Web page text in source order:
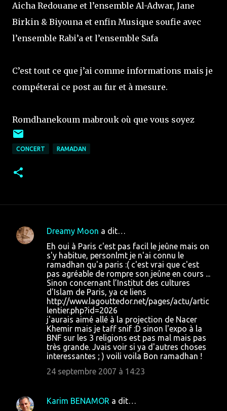
Aicha Redouane et l’ensemble Al-Adwar, Jane
Birkin & Biyouna et enfin Musique soufie avec
l’ensemble Rabi’a et l’ensemble Safa
C’est tout ce que j’ai comme informations mais je
compéterai ce post au fur et à mesure.
Romdhanekoum mabrouk où que vous soyez
CONCERT RAMADAN
C
Dreamy Moon a dit…
Eh oui à Paris c'est pas facil le jeûne mais on
s'y habitue, personlmt je n'ai connu le
ramadhan qu'a paris :( c'est vrai que c'est
pas agréable de rompre son jeûne en cours ...
Sinon concernant l’Institut des cultures
d'Islam de Paris, ya ce liens
http://www.lagouttedor.net/pages/actu/artic
lentier.php?id=2026
j'aurais aimé allé à la projection de Nacer
Khemir mais je taff snif :D sinon l'expo à la
BNF sur les 3 religions est pas mal mais pas
très grande. Jvais voir si ya d'autres choses
interessantes ; ) voili voila Bon ramadhan !
24 septembre 2007 à 14:23
Karim BENAMOR a dit…